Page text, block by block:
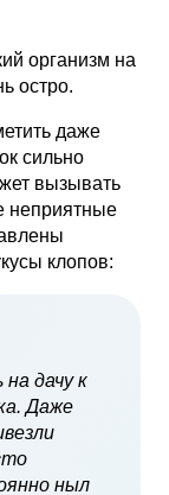
организм на
остро.
даже
сильно
вызывать
неприятные
клопов:
дачу к
Даже
ныл